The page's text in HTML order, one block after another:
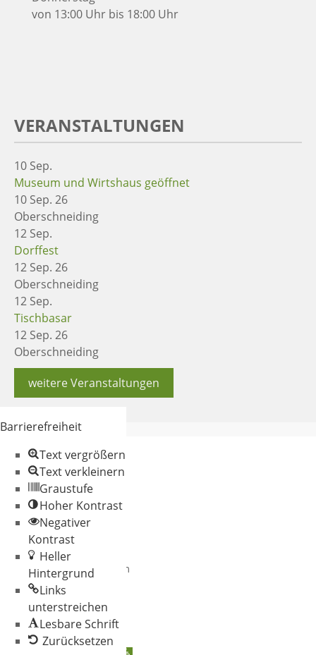
von 13:00 Uhr bis 18:00 Uhr
VERANSTALTUNGEN
10 Sep.
Museum und Wirtshaus geöffnet
10 Sep. 26
Oberschneiding
12 Sep.
Dorffest
12 Sep. 26
Oberschneiding
12 Sep.
Tischbasar
12 Sep. 26
Oberschneiding
weitere Veranstaltungen
© 2026 Gemeinde
Oberschneiding
Datenschutz
Impressum
Barrierefreiheit
Text vergrößern
Text verkleinern
Graustufe
Hoher Kontrast
Negativer
Kontrast
Heller
Hintergrund
Links
unterstreichen
Lesbare Schrift
Zurücksetzen